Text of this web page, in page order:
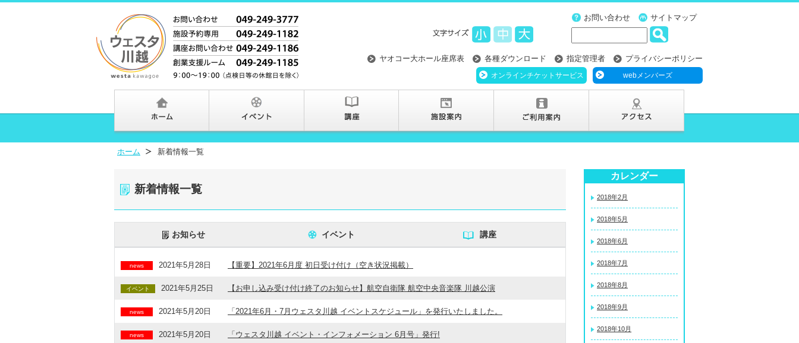
お問い合わせ サイトマップ
ヤオコー大ホール座席表 各種ダウンロード 指定管理者 プライバシーポリシー
オンラインチケットサービス webメンバーズ
ホーム 新着情報一覧
カレンダー
2018年2月
2018年5月
2018年6月
2018年7月
2018年8月
2018年9月
2018年10月
新着情報一覧
お知らせ イベント 講座
news 2021年5月28日 【重要】2021年6月度 初日受け付け（空き状況掲載）
イベント 2021年5月25日 【お申し込み受け付け終了のお知らせ】航空自衛隊 航空中央音楽隊 川越公演
news 2021年5月20日 「2021年6月・7月ウェスタ川越 イベントスケジュール」を発行いたしました。
news 2021年5月20日 「ウェスタ川越 イベント・インフォメーション 6月号」発行!